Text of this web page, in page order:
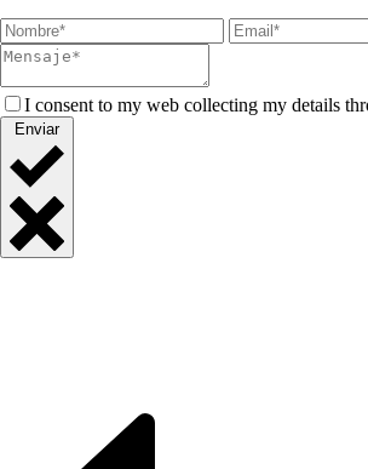
I consent to my web collecting my details
Enviar